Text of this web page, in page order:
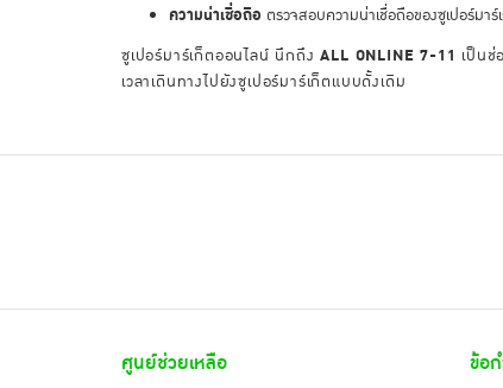
ความน่าเชื่อถือ ตรวจสอบความน่าเชื่อถือของซูเปอร์มา
ซูเปอร์มาร์เก็ตออนไลน์ นึกถึงALL ONLINE 7-11 เป็น
เวลาเดินทางไปยังซูเปอร์มาร์เก็ตแบบดั้งเดิม
ศูนย์ช่วยเหลือ ข้อ